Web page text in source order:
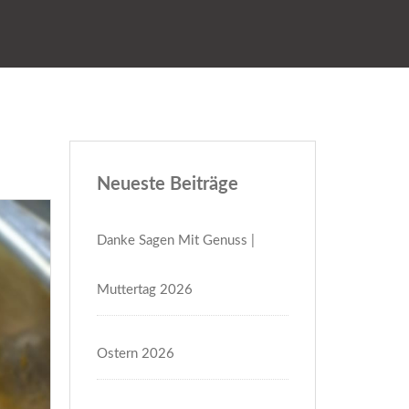
Neueste Beiträge
Danke Sagen Mit Genuss |
Muttertag 2026
Ostern 2026